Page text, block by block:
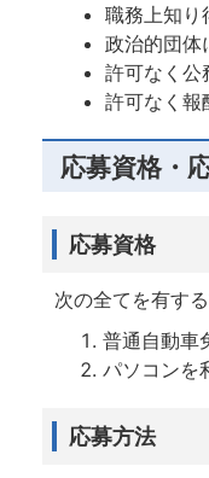
職務上知り
政治的団体
許可なく公
許可なく報
応募資格・
応募資格
次の全てを有す
普通自動車
パソコンを
応募方法